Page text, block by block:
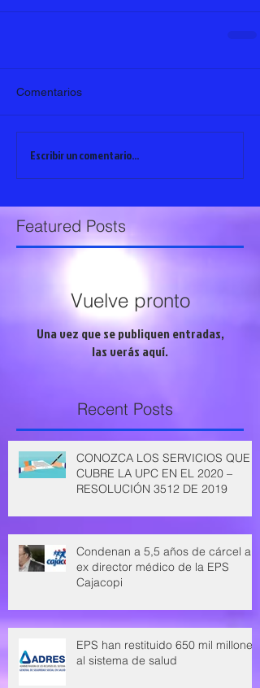
Comentarios
Escribir un comentario...
Featured Posts
Vuelve pronto
Una vez que se publiquen entradas,
las verás aquí.
Recent Posts
CONOZCA LOS SERVICIOS QUE
CUBRE LA UPC EN EL 2020 –
RESOLUCIÓN 3512 DE 2019
Condenan a 5,5 años de cárcel a
ex director médico de la EPS
Cajacopi
EPS han restituido 650 mil millones
al sistema de salud